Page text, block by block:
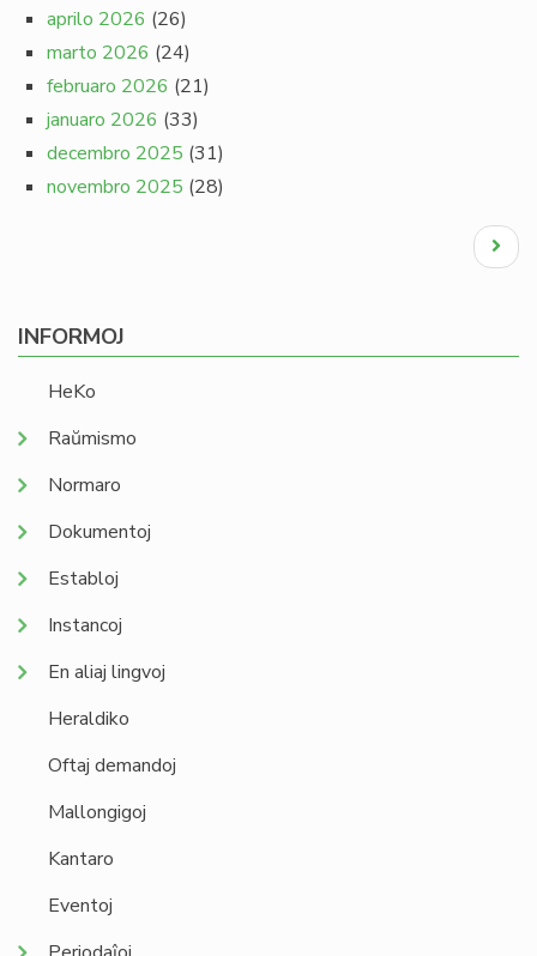
aprilo 2026 (26)
marto 2026 (24)
februaro 2026 (21)
januaro 2026 (33)
decembro 2025 (31)
novembro 2025 (28)
Next
page
INFORMOJ
HeKo
Raŭmismo
Normaro
Dokumentoj
Establoj
Instancoj
En aliaj lingvoj
Heraldiko
Oftaj demandoj
Mallongigoj
Kantaro
Eventoj